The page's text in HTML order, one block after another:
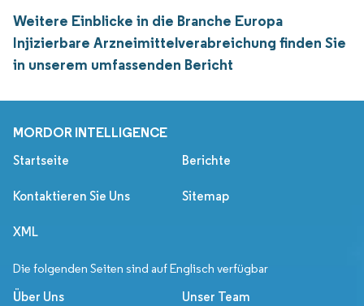
Weitere Einblicke in die Branche Europa
Injizierbare Arzneimittelverabreichung finden Sie
in unserem umfassenden Bericht
MORDOR INTELLIGENCE
Startseite Berichte
Kontaktieren Sie Uns Sitemap
XML
Die folgenden Seiten sind auf Englisch verfügbar
Über Uns Unser Team